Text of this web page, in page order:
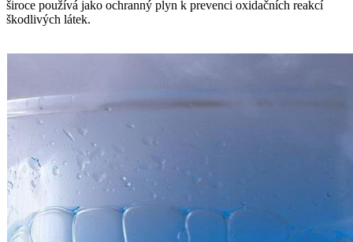
široce používá jako ochranný plyn k prevenci oxidačních reakcí
škodlivých látek.